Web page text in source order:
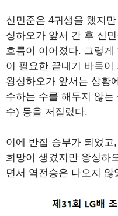
신민준은 4귀생을 했지
싱하오가 앞서 간 후 신
흐름이 이어졌다. 그렇
이 필요한 끝내기 바둑
왕싱하오가 앞서는 상황
수하는 수를 해두지 않
수) 등을 저질렀다.
이에 반집 승부가 되었
희망이 생겼지만 왕싱하
면서 역전승은 나오지 않